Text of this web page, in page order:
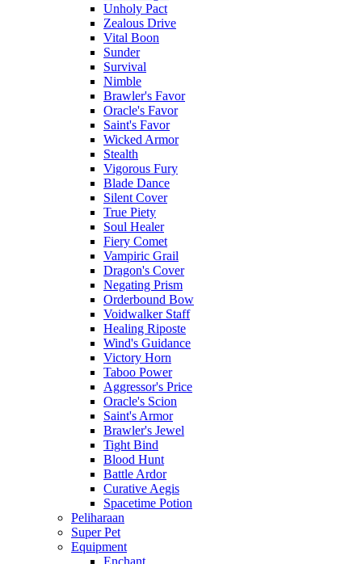
Unholy Pact
Zealous Drive
Vital Boon
Sunder
Survival
Nimble
Brawler's Favor
Oracle's Favor
Saint's Favor
Wicked Armor
Stealth
Vigorous Fury
Blade Dance
Silent Cover
True Piety
Soul Healer
Fiery Comet
Vampiric Grail
Dragon's Cover
Negating Prism
Orderbound Bow
Voidwalker Staff
Healing Riposte
Wind's Guidance
Victory Horn
Taboo Power
Aggressor's Price
Oracle's Scion
Saint's Armor
Brawler's Jewel
Tight Bind
Blood Hunt
Battle Ardor
Curative Aegis
Spacetime Potion
Peliharaan
Super Pet
Equipment